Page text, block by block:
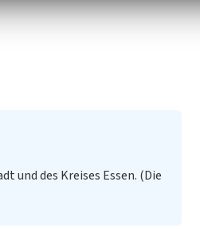
und des Kreises Essen. (Die